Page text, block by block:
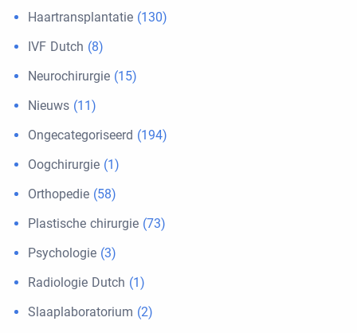
Haartransplantatie (130)
IVF Dutch (8)
Neurochirurgie (15)
Nieuws (11)
Ongecategoriseerd (194)
Oogchirurgie (1)
Orthopedie (58)
Plastische chirurgie (73)
Psychologie (3)
Radiologie Dutch (1)
Slaaplaboratorium (2)